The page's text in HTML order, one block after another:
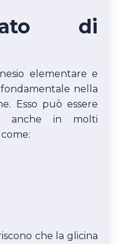
di
elementare e
nella
Esso può essere
anche in molti
che la glicina